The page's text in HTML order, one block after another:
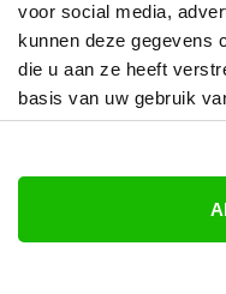
voor social media,
kunnen deze gegevens
die u aan ze heeft
basis van uw gebruik
Hoeveel holes
baan?
Met hoeveel
spelen?